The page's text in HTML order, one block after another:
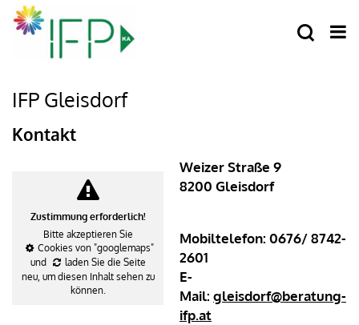
IFP Gleisdorf
Kontakt
Zustimmung erforderlich!
Bitte akzeptieren Sie
Cookies von "googlemaps"
und
laden Sie die Seite
neu, um diesen Inhalt sehen zu
können.
Weizer Straße 9
8200 Gleisdorf
Mobiltelefon: 0676/ 8742-
2601
E-
Mail: gleisdorf@beratung-
ifp.at